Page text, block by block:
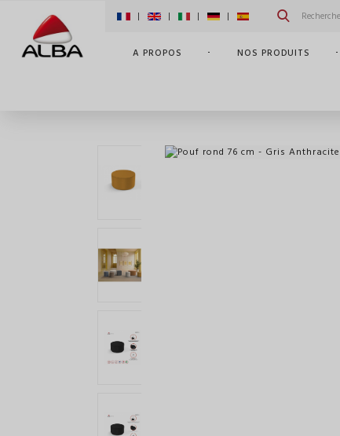
| | | |
A PROPOS NOS PRODUITS
POUF ROND 76 CM - JAUNE MOUTARDE